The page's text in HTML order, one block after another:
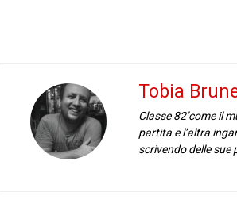
Tobia
Classe 82’come il
partita e l’altra
scrivendo delle sue